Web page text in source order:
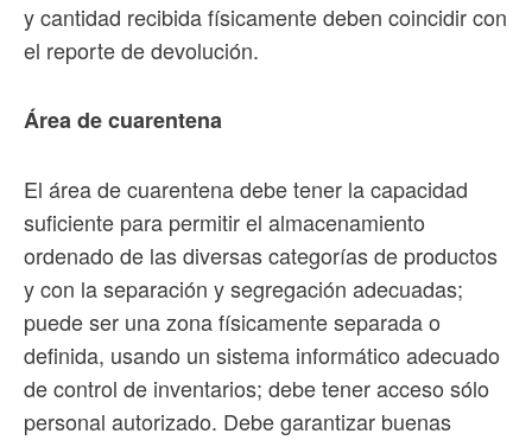
y cantidad recibida físicamente deben coincidir con
el reporte de devolución.
Área de cuarentena
El área de cuarentena debe tener la capacidad
suficiente para permitir el almacenamiento
ordenado de las diversas categorías de productos
y con la separación y segregación adecuadas;
puede ser una zona físicamente separada o
definida, usando un sistema informático adecuado
de control de inventarios; debe tener acceso sólo
personal autorizado. Debe garantizar buenas